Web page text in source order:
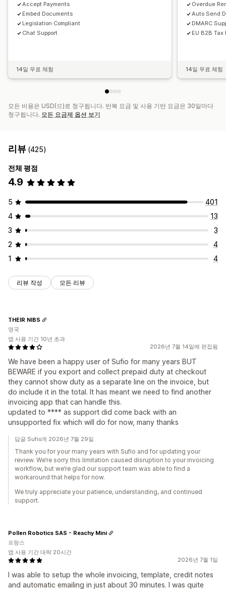
Accept Payments
Embed Documents
Legislation Compliant
Chat Support
14일 무료 체험
Overdue
Auto Send
DMARC
EU B2B Tax
14일 무료 체험
모든 비용은 USD(으)로 청구됩니다. 반복 요금 및 사용 기반 요금은 30일마다
청구됩니다. 모든 요금제 옵션 보기
리뷰 (425)
전체 평점
4.9
5
401
4
13
3
3
2
4
1
4
리뷰 작성 모든 리뷰
2026년 7월 14일에 편집됨
We have been a happy user of Sufio for many years BUT
BEWARE if you export and collect prepaid duty at checkout
they cannot show duty as a separate line on the invoice, but
do include it in the total. It has meant we need to find another
invoicing app that can handle this.
updated to **** as support did come back with an
unsupported fix which will do for now, many thanks
THEIR NIBS
영국
앱 사용 기간 10년 초과
답글 Sufio개 2026년 7월 29일
Thank you for your many years with Sufio and for updating your
review. We’re sorry this limitation caused disruption to your invoicing
workflow, but we’re glad our support team was able to find a
workaround that helps for now.
We truly appreciate your patience, understanding, and continued
support.
2026년 7월 1일
I was able to setup the whole invoicing, template, credit notes
and automatic emailing in just about 30 minutes. I was quite
Pollen Robotics SAS - Reachy Mini
프랑스
앱 사용 기간 대략 20시간